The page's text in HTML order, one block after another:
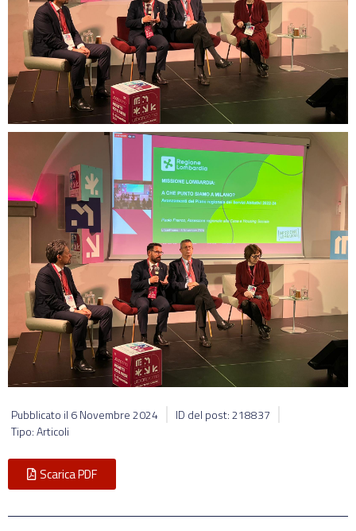
Pubblicato il 6 Novembre 2024
ID del post: 218837
Tipo: Articoli
Scarica PDF